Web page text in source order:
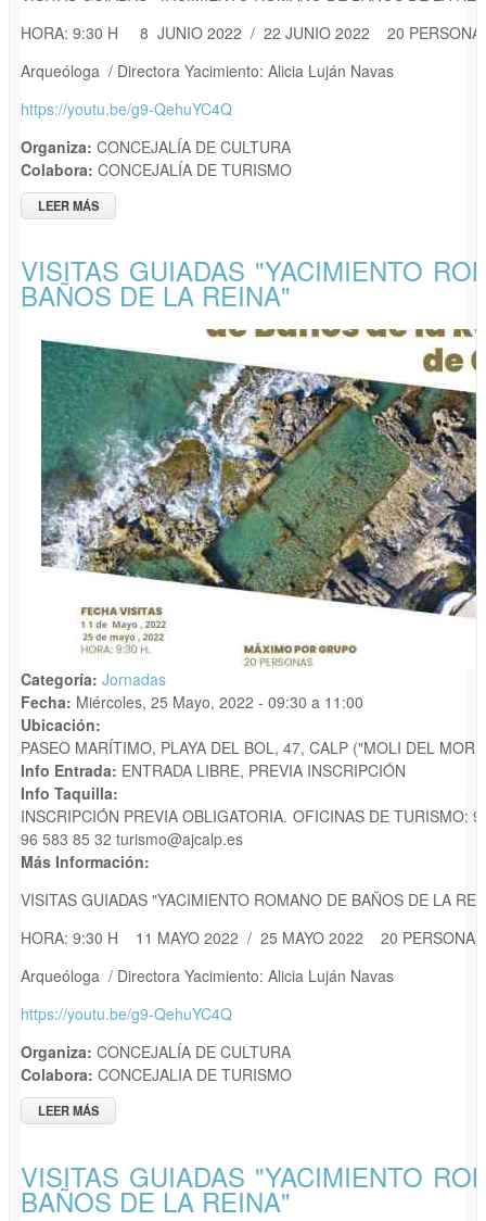
HORA: 9:30 H 8 JUNIO 2022 / 22 JUNIO 2022 20
Arqueóloga / Directora Yacimiento: Alicia Luján Navas
https://youtu.be/g9-QehuYC4Q
Organiza: CONCEJALÍA DE CULTURA
Colabora: CONCEJALÍA DE TURISMO
LEER MÁS
DE LA REINA"
VISITAS GUIADAS "YACIMIENTO
BAÑOS DE LA REINA"
Categoría: Jornadas
Fecha: Miércoles, 25 Mayo, 2022 - 09:30 a 11:00
Ubicación:
PASEO MARÍTIMO, PLAYA DEL BOL, 47, CALP ("MOLI DEL
Info Entrada: ENTRADA LIBRE, PREVIA INSCRIPCIÓN
Info Taquilla:
INSCRIPCIÓN PREVIA OBLIGATORIA. OFICINAS DE TURISMO:
96 583 85 32 turismo@ajcalp.es
Más Información:
VISITAS GUIADAS "YACIMIENTO ROMANO DE BAÑOS DE LA
HORA: 9:30 H 11 MAYO 2022 / 25 MAYO 2022 20 PERSONAS
Arqueóloga / Directora Yacimiento: Alicia Luján Navas
https://youtu.be/g9-QehuYC4Q
Organiza: CONCEJALÍA DE CULTURA
Colabora: CONCEJALIA DE TURISMO
LEER MÁS
DE LA REINA"
VISITAS GUIADAS "YACIMIENTO
BAÑOS DE LA REINA"